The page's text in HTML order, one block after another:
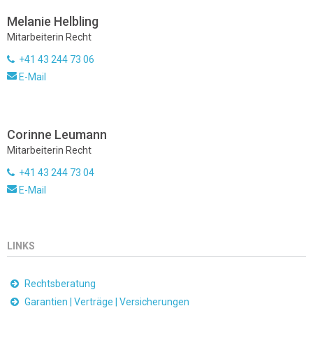
Melanie Helbling
Mitarbeiterin Recht
+41 43 244 73 06
E-Mail
Corinne Leumann
Mitarbeiterin Recht
+41 43 244 73 04
E-Mail
LINKS
Rechtsberatung
Garantien | Verträge | Versicherungen